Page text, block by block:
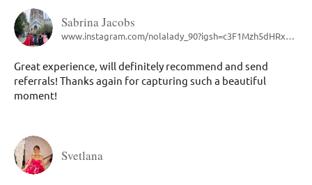
Sabrina Jacobs
www.instagram.com/nolalady_90?igsh=c3F1Mzh5dHRxbmFt
Great experience, will definitely recommend and send
referrals! Thanks again for capturing such a beautiful
moment!
Svetlana